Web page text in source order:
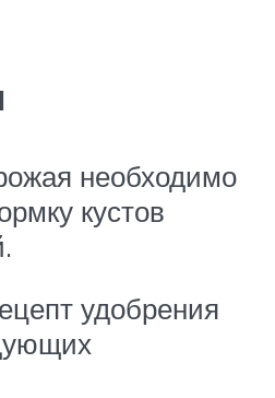
необходимо
кустов
удобрения